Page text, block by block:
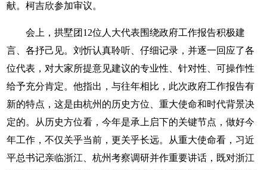
献。柯吉欣参加审议。
会上，拱墅团12位人大代表围绕政府工作报告积极建
言、各抒己见。刘忻认真聆听、仔细记录，并逐一回应了各
位代表，对大家所提意见建议的专业性、针对性、可操作性
给予充分肯定。他指出，与往年相比，此次政府工作报告有
新的特点，这是由杭州的历史方位、重大使命和时代背景决
定的。从历史方位看，今年是承上启下的关键节点，做好今
年工作，不仅关乎当前，更关乎长远。从重大使命看，习近
平总书记亲临浙江、杭州考察调研并作重要讲话，既对浙江